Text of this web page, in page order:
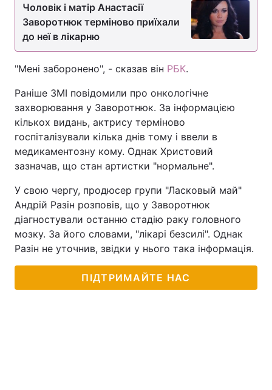
Чоловік і матір Анастасії
Заворотнюк терміново приїхали
до неї в лікарню
"Мені заборонено", - сказав він РБК.
Раніше ЗМІ повідомили про онкологічне
захворювання у Заворотнюк. За інформацією
кількох видань, актрису терміново
госпіталізували кілька днів тому і ввели в
медикаментозну кому. Однак Христовий
зазначав, що стан артистки "нормальне".
У свою чергу, продюсер групи "Ласковый май"
Андрій Разін розповів, що у Заворотнюк
діагностували останню стадію раку головного
мозку. За його словами, "лікарі безсилі". Однак
Разін не уточнив, звідки у нього така інформація.
ПІДТРИМАЙТЕ НАС